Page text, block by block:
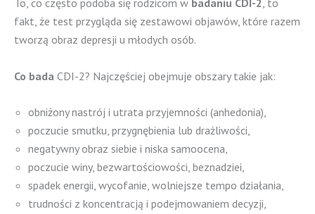
To, co często podoba się rodzicom w badaniu CDI-2, to
fakt, że test przygląda się zestawowi objawów, które razem
tworzą obraz depresji u młodych osób.
Co bada CDI-2? Najczęściej obejmuje obszary takie jak:
obniżony nastrój i utrata przyjemności (anhedonia),
poczucie smutku, przygnębienia lub drażliwości,
negatywny obraz siebie i niska samoocena,
poczucie winy, bezwartościowości, beznadziei,
spadek energii, wycofanie, wolniejsze tempo działania,
trudności z koncentracją i podejmowaniem decyzji,